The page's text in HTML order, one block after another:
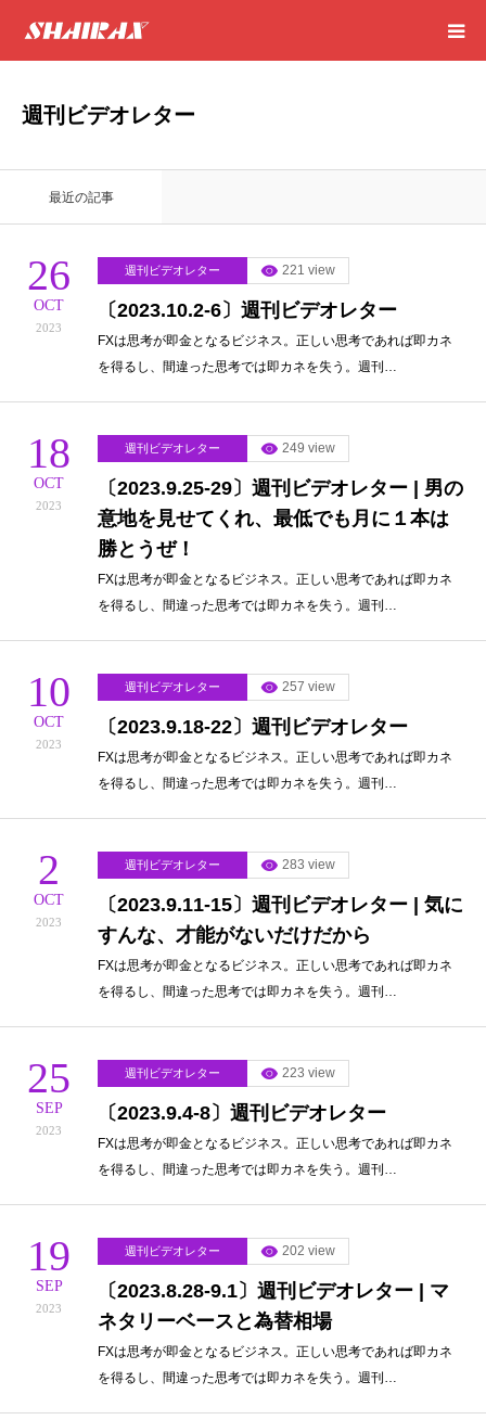
週刊ビデオレター
最近の記事
26
OCT
2023
週刊ビデオレター 221 view
〔2023.10.2-6〕週刊ビデオレター
FXは思考が即金となるビジネス。正しい思考であれば即カネ
を得るし、間違った思考では即カネを失う。週刊…
18
OCT
2023
週刊ビデオレター 249 view
〔2023.9.25-29〕週刊ビデオレター | 男の
意地を見せてくれ、最低でも月に１本は
勝とうぜ！
FXは思考が即金となるビジネス。正しい思考であれば即カネ
を得るし、間違った思考では即カネを失う。週刊…
10
OCT
2023
週刊ビデオレター 257 view
〔2023.9.18-22〕週刊ビデオレター
FXは思考が即金となるビジネス。正しい思考であれば即カネ
を得るし、間違った思考では即カネを失う。週刊…
2
OCT
2023
週刊ビデオレター 283 view
〔2023.9.11-15〕週刊ビデオレター | 気に
すんな、才能がないだけだから
FXは思考が即金となるビジネス。正しい思考であれば即カネ
を得るし、間違った思考では即カネを失う。週刊…
25
SEP
2023
週刊ビデオレター 223 view
〔2023.9.4-8〕週刊ビデオレター
FXは思考が即金となるビジネス。正しい思考であれば即カネ
を得るし、間違った思考では即カネを失う。週刊…
19
SEP
2023
週刊ビデオレター 202 view
〔2023.8.28-9.1〕週刊ビデオレター | マ
ネタリーベースと為替相場
FXは思考が即金となるビジネス。正しい思考であれば即カネ
を得るし、間違った思考では即カネを失う。週刊…
CONSULTING
EXCEL SHEET
NEWS
CONTACT